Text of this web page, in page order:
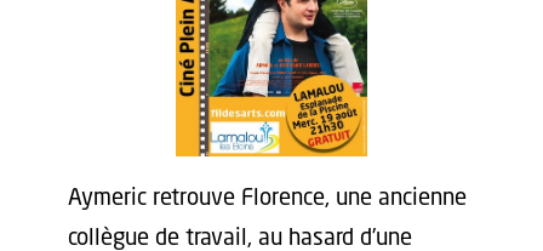
Aymeric retrouve Florence, une ancienne
collègue de travail, au hasard d’une